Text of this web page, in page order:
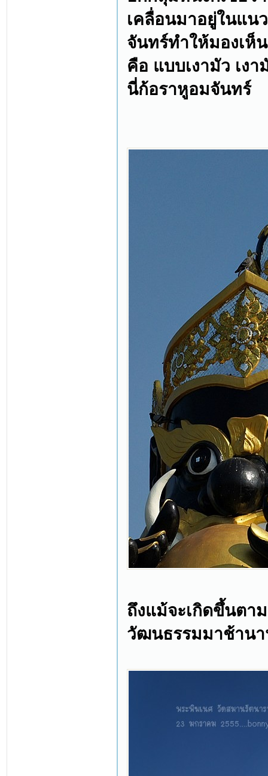
เคลื่อนมาอยู่ในแน
จันทร์ทำให้มองเห็
คือ แบบเงามัว เง
นี่ก้อราหูอมจันทร์
ถึงแม้จะเกิดขึ้นตา
วัฒนธรรมมาช้าน